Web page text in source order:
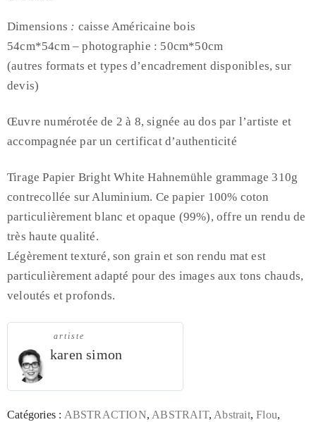
Dimensions : caisse Américaine bois
54cm*54cm – photographie : 50cm*50cm
(autres formats et types d’encadrement disponibles, sur
devis)
Œuvre numérotée de 2 à 8, signée au dos par l’artiste et
accompagnée par un certificat d’authenticité
Tirage Papier Bright White Hahnemühle grammage 310g
contrecollée sur Aluminium. Ce papier 100% coton
particulièrement blanc et opaque (99%), offre un rendu de
très haute qualité.
Légèrement texturé, son grain et son rendu mat est
particulièrement adapté pour des images aux tons chauds,
veloutés et profonds.
artiste
karen simon
Catégories : ABSTRACTION, ABSTRAIT, Abstrait,Flou,